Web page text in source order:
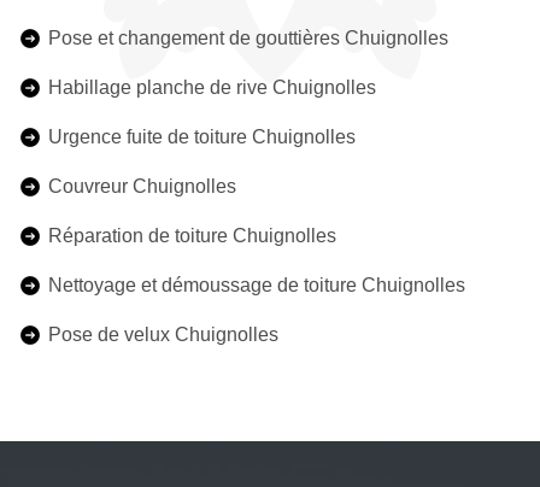
Pose et changement de gouttières Chuignolles
Habillage planche de rive Chuignolles
Urgence fuite de toiture Chuignolles
Couvreur Chuignolles
Réparation de toiture Chuignolles
Nettoyage et démoussage de toiture Chuignolles
Pose de velux Chuignolles